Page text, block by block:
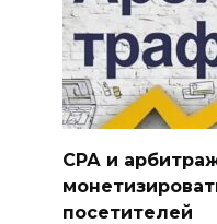
СРА и
посетителей